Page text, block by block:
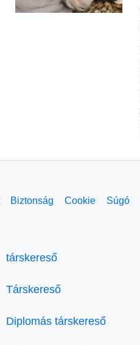
Biztonság Cookie Súgó
társkereső
Társkereső
Diplomás társkereső